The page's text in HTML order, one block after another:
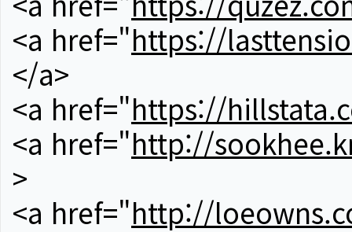
<a href="https://
</a>
<a href="https://
<a href="http://
>
<a href="http://